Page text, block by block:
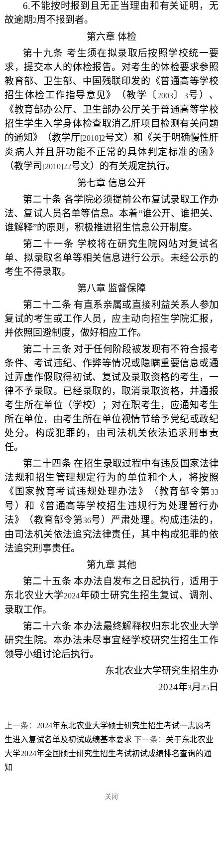
6.不能按时报到且无正当理由和有关证明，无
故逾期2周不报到者。
第六章 体检
第十九条 考生须在拟录取后按照学校统一要
求，提交本人的体检报告。对考生的体检要求参照
教育部、卫生部、中国残联印发的《普通高等学校
招生体检工作指导意见》（教学〔 2003〕 3号）、
《教育部办公厅、卫生部办公厅关于普通高等学校
招生学生入学身体检查取消乙肝项目检测有关问题
的通知》（教学厅[2010]2号文）和《关于明确慢性肝
炎病人并且肝功能不正常的具体判定标准的函》
（教学司 [2010]22号文）的有关规定执行。
第七章 信息公开
第二十条 各学院必须提前公布复试录取工作办
法、复试人员名单等信息。本着“谁公开、谁把关、
谁解释”的原则，积极推进招生信息公开制度。
第二十一条 学校将在研究生院网站对复试名
单、拟录取名单等相关信息进行公示。未经公示的
考生不得录取。
第八章 监督保障
第二十二条 有直系亲属或直接利益关系人参加
复试的考生或工作人员，应主动向招生学院汇报，
并依照回避制度，做好相应工作。
第二十三条 对于任何阶段被发现有不符合报考
条件、考试违纪、作弊等情况或隐瞒重要信息或通
过弄虚作假取得初试、复试及录取资格的考生，一
律不予录取。已经录取的，取消录取资格，并通报
考生所在单位（学校）；对在职考生，应通知考生
所在单位，由考生所在单位视情节给予党纪或政纪
处分。构成犯罪的，由司法机关依法追求刑事责
任。
第二十四条 在招生录取过程中有违反国家法律
法规和招生管理规定行为的单位和个人，将按照
《国家教育考试违规处理办法》（教育部令第33
号）和《普通高等学校招生违规行为处理暂行办
法》（教育部令第36号）严肃处理。构成违法的，
由司法机关依法追究法律责任，其中构成犯罪的依
法追究刑事责任。
第九章 其他
第二十五条 本办法自发布之日起执行，适用于
东北农业大学2024年硕士研究生招生复试、调剂、
录取工作。
第二十六条 本办法最终解释权归东北农业大学
研究生院。本办法未尽事宜经学校研究生招生工作
领导小组讨论后执行。
东北农业大学研究生招生办
2024年3月 25 日
上一条： 2024年东北农业大学硕士研究生招生考试一志愿考
生进入复试名单及初试成绩基本要求 下一条： 关于东北农业
大学2024年全国硕士研究生招生考试初试成绩排名查询的通
知
关闭